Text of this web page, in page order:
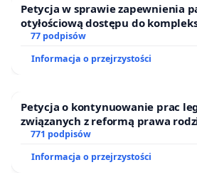
Petycja w sprawie zapewnienia
otyłościową dostępu do
oraz programów profilaktycznych.
77 podpisów
Informacja o przejrzystości
Petycja o kontynuowanie prac
związanych z reformą prawa
771 podpisów
Informacja o przejrzystości